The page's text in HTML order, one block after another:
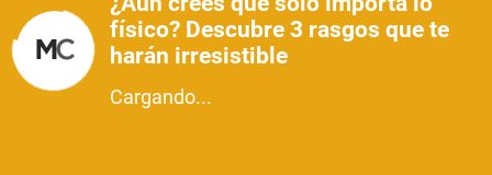
físico? Descubre 3 rasgos que te
harán irresistible
Cargando...